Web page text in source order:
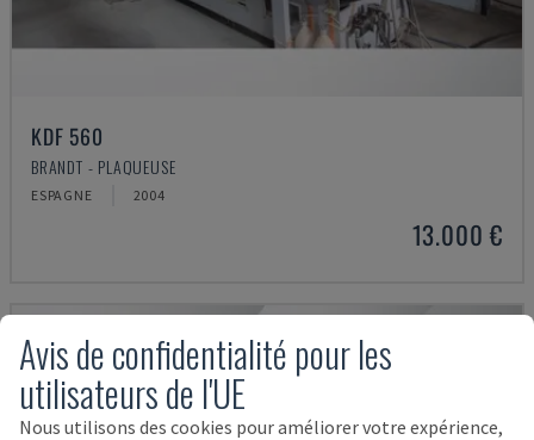
KDF 560
BRANDT - PLAQUEUSE
ESPAGNE 2004
13.000 €
Avis de confidentialité pour les
utilisateurs de l'UE
Nous utilisons des cookies pour améliorer votre expérience,